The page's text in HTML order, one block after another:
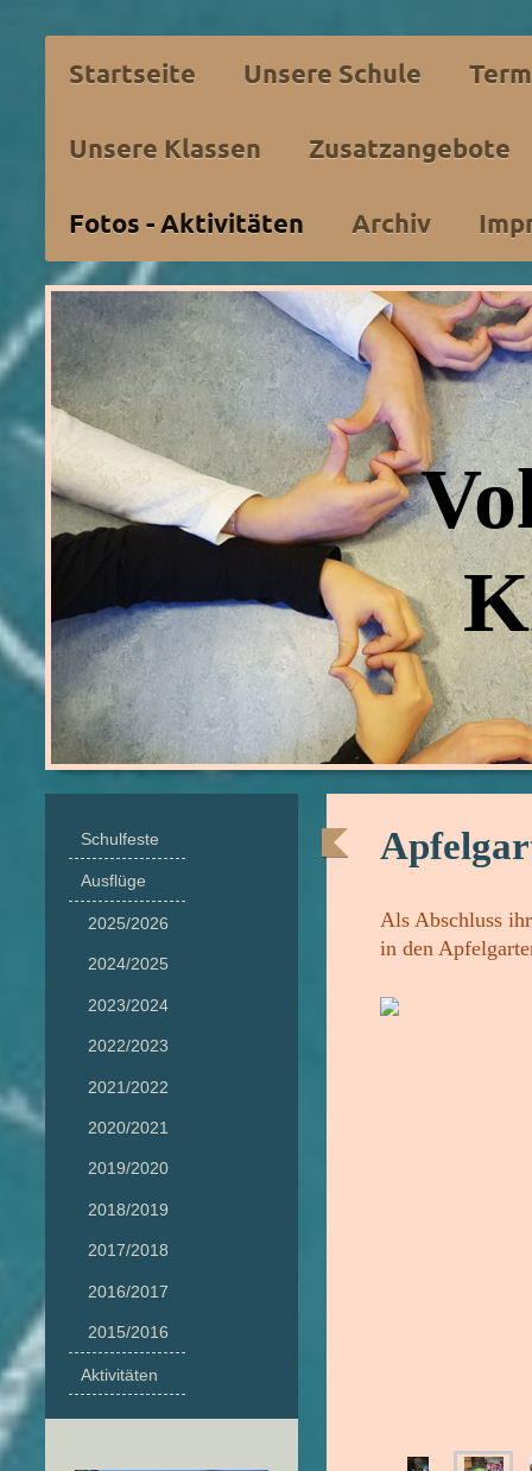
Startseite Unsere Schule
Unsere Klassen Zusatzangebote
Fotos - Aktivitäten Archiv
Als Abschluss
in den
Schulfeste
Ausflüge
2025/2026
2024/2025
2023/2024
2022/2023
2021/2022
2020/2021
2019/2020
2018/2019
2017/2018
2016/2017
2015/2016
Aktivitäten